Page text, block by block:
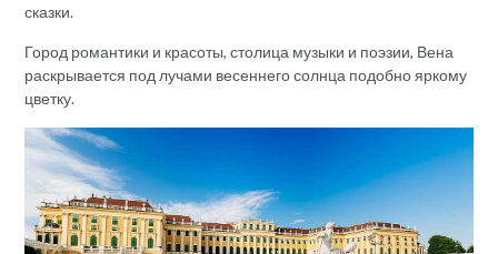
сказки.
Город романтики и красоты, столица музыки и поэзии, Вена
раскрывается под лучами весеннего солнца подобно яркому
цветку.